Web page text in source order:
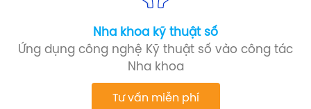
Nha khoa kỹ thuật số
Ứng dụng công nghệ Kỹ thuật số vào công tác
Nha khoa
Tư vấn miễn phí